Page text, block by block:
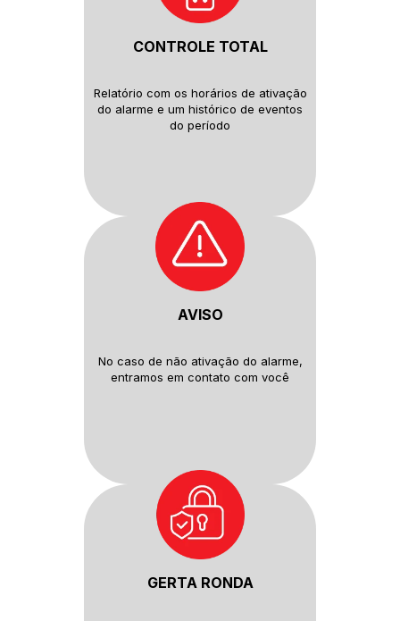
CONTROLE TOTAL
Relatório com os horários de ativação
do alarme e um histórico de eventos
do período
AVISO
No caso de não ativação do alarme,
entramos em contato com você
GERTA RONDA